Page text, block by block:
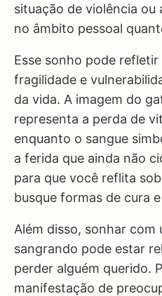
situação de violência
no âmbito pessoal
Esse sonho pode
fragilidade e
da vida. A imagem do
representa a perda de
enquanto o sangue
a ferida que ainda não
para que você reflita
busque formas de cura
Além disso, sonhar
sangrando pode estar
perder alguém querido.
manifestação de